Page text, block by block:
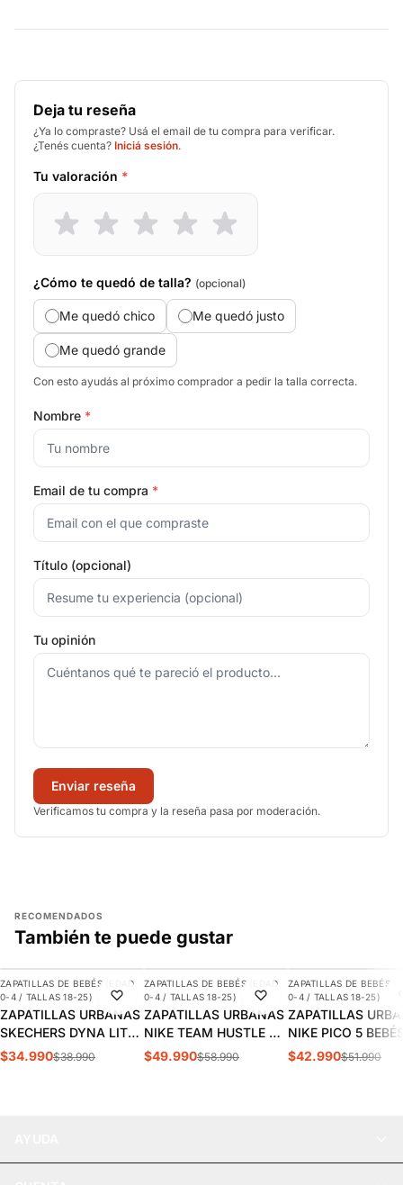
Deja tu reseña
¿Ya lo compraste? Usá el email de tu compra para verificar.
¿Tenés cuenta? Iniciá sesión.
Tu valoración *
¿Cómo te quedó de talla? (opcional)
Me quedó chico Me quedó justo
Me quedó grande
Con esto ayudás al próximo comprador a pedir la talla correcta.
Nombre *
Email de tu compra *
Título (opcional)
Tu opinión
Enviar reseña
Verificamos tu compra y la reseña pasa por moderación.
RECOMENDADOS
También te puede gustar
-10%
AGREGAR
ZAPATILLAS DE BEBÉS (EDAD
0-4 / TALLAS 18-25)
ZAPATILLAS URBANAS
SKECHERS DYNA LITE
BEBÉS | 403904N-
$34.990$38.990
-15%
AGREGAR
ZAPATILLAS DE BEBÉS (EDAD
0-4 / TALLAS 18-25)
ZAPATILLAS URBANAS
NIKE TEAM HUSTLE D
10 LIL BEBÉS |
$49.990$58.990
-17%
ZAPATILLAS DE BEBÉS
0-4 / TALLAS 18-25)
ZAPATILLAS
NIKE PICO 5
AR4162-100
$42.990$51.990